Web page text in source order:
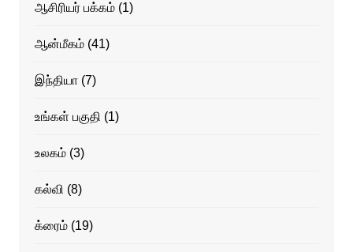
ஆசிரியர் பக்கம்(1)
ஆன்மீகம்(41)
இந்தியா(7)
உங்கள் பகுதி (1)
உலகம்(3)
கல்வி (8)
க்ரைம்(19)